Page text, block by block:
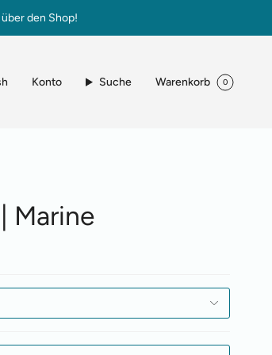
den Shop!
Konto Suche Warenkorb 0
Marine